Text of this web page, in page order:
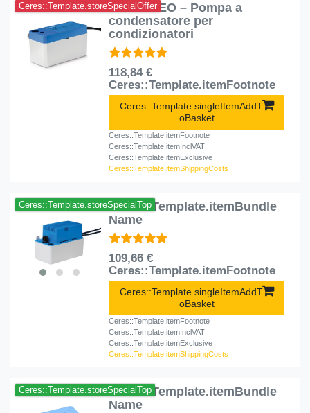
Ceres::Template.storeSpecialOfferEE400 NEO – Pompa a
condensatore per
condizionatori
118,84 €
Ceres::Template.itemFootnote
Ceres::Template.singleItemAddT
oBasket
Ceres::Template.itemFootnote
Ceres::Template.itemInclVAT
Ceres::Template.itemExclusive
Ceres::Template.itemShippingCosts
Ceres::Template.storeSpecialTopCeres::Template.itemBundle
Name
109,66 €
Ceres::Template.itemFootnote
Ceres::Template.singleItemAddT
oBasket
Ceres::Template.itemFootnote
Ceres::Template.itemInclVAT
Ceres::Template.itemExclusive
Ceres::Template.itemShippingCosts
Ceres::Template.storeSpecialTopCeres::Template.itemBundle
Name